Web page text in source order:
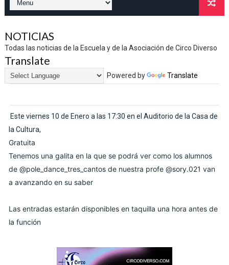
NOTICIAS
Todas las noticias de la Escuela y de la Asociación de Circo Diverso
Translate
Powered by Translate
Este viernes 10 de Enero a las 17:30 en el Auditorio de la Casa de
la Cultura,
Gratuita
Tenemos una galita en la que se podrá ver como los alumnos
de @pole_dance_tres_cantosde nuestra profe @sory.021 van
a avanzando en su saber
Las entradas estarán disponibles en taquilla una hora antes de
la función